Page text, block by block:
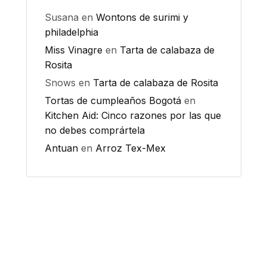
Susana en Wontons de surimi y
philadelphia
Miss Vinagre en Tarta de calabaza de
Rosita
Snows en Tarta de calabaza de Rosita
Tortas de cumpleaños Bogotáen
Kitchen Aid: Cinco razones por las que
no debes comprártela
Antuanen Arroz Tex-Mex